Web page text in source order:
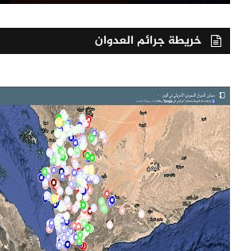
خريطة جرائم العدوان